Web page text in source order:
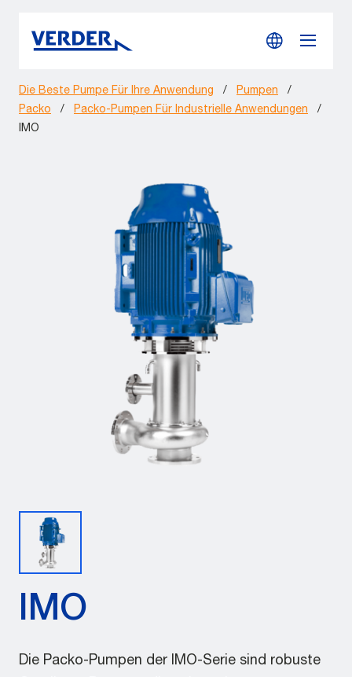
Die Beste Pumpe Für Ihre Anwendung / Pumpen
/
Packo
/ Packo-Pumpen Für Industrielle Anwendungen
/
IMO
IMO
Die Packo-Pumpen der IMO-Serie sind robuste